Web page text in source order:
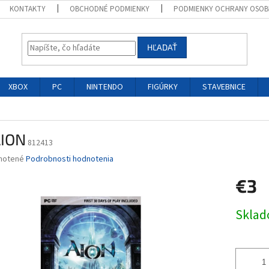
KONTAKTY OBCHODNÉ PODMIENKY PODMIENKY OCHRANY
HĽADAŤ
XBOX PC NINTENDO FIGÚRKY STAVEBNICE
812413
Podrobnosti hodnotenia
€3
cena: